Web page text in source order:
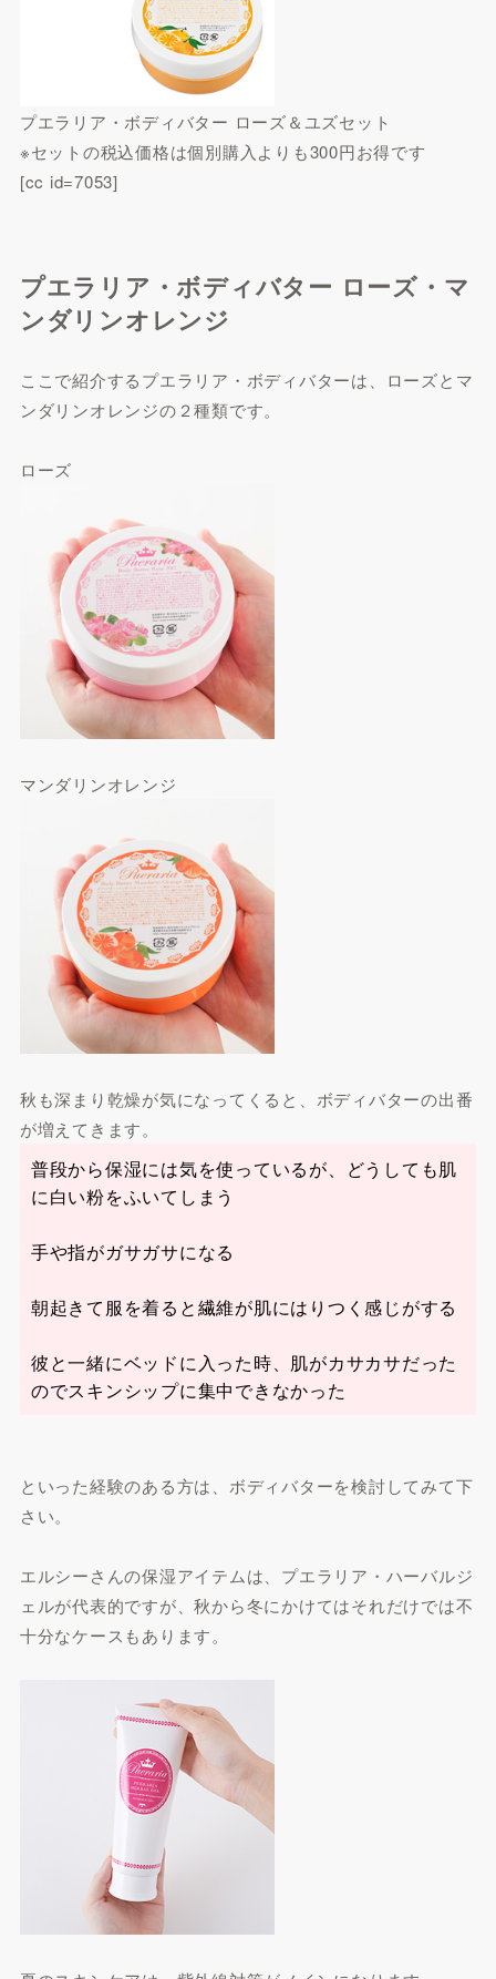
プエラリア・ボディバター ローズ＆ユズセット
※セットの税込価格は個別購入よりも300円お得です
[cc id=7053]
プエラリア・ボディバター ローズ・マ
ンダリンオレンジ
ここで紹介するプエラリア・ボディバターは、ローズとマ
ンダリンオレンジの２種類です。
ローズ
マンダリンオレンジ
秋も深まり乾燥が気になってくると、ボディバターの出番
が増えてきます。
普段から保湿には気を使っているが、どうしても肌
に白い粉をふいてしまう
手や指がガサガサになる
朝起きて服を着ると繊維が肌にはりつく感じがする
彼と一緒にベッドに入った時、肌がカサカサだった
のでスキンシップに集中できなかった
といった経験のある方は、ボディバターを検討してみて下
さい。
エルシーさんの保湿アイテムは、プエラリア・ハーバルジ
ェルが代表的ですが、秋から冬にかけてはそれだけでは不
十分なケースもあります。